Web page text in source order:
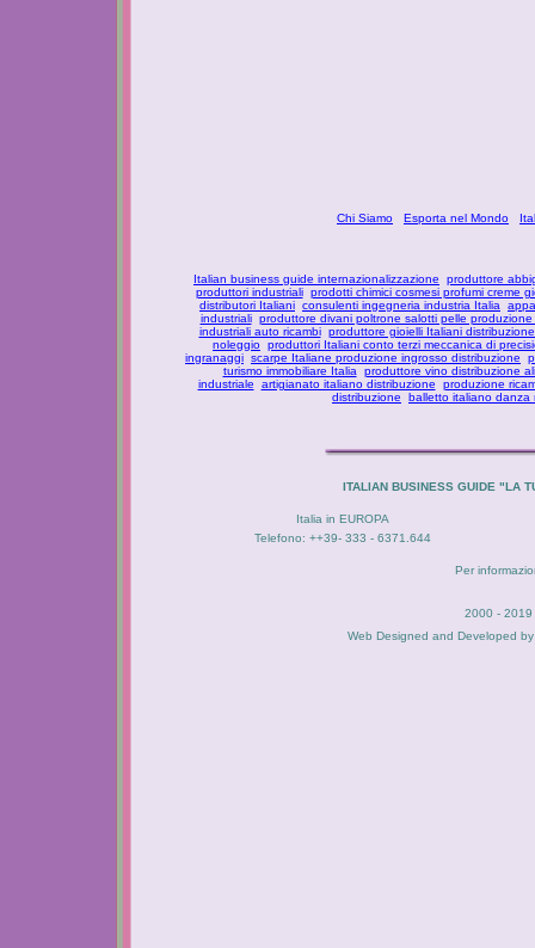
Chi Siamo Esporta nel Mondo
Italian business guide internazionalizzazione
produttore
produttori industriali prodotti chimici cosmesi profumi creme
distributori Italiani consulenti ingegneria industria Italia
industriali produttore divani poltrone salotti pelle
industriali auto ricambi produttore gioielli Italiani
noleggio produttori Italiani conto terzi meccanica di
ingranaggi scarpe Italiane produzione ingrosso distribuzione
turismo immobiliare Italia
produttore vino distribuzione
industriale
artigianato italiano distribuzione
produzione
distribuzione
balletto italiano danza
ITALIAN BUSINESS GUIDE "LA
Italia in EUROPA
Telefono: ++39- 333 - 6371.644
Per
2000 - 2019
Web Designed and Developed